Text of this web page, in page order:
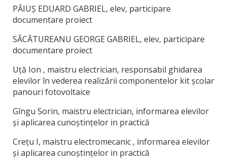
PĂIUȘ EDUARD GABRIEL, elev, participare
documentare proiect
SĂCĂTUREANU GEORGE GABRIEL, elev, participare
documentare proiect
Uță Ion , maistru electrician, responsabil ghidarea
elevilor în vederea realizării componentelor kit școlar
panouri fotovoltaice
Gîngu Sorin, maistru electrician, informarea elevilor
și aplicarea cunoștințelor in practică
Crețu I, maistru electromecanic , informarea elevilor
și aplicarea cunoștințelor in practică